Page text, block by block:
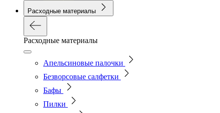
Расходные материалы
Расходные материалы
Апельсиновые палочки
Безворсовые салфетки
Бафы
Пилки